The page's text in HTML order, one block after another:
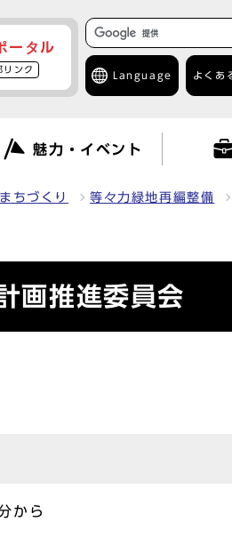
ータル
リンク
Language よくあ
魅力・イベント
ちづくり 等々力緑地再編整備
画推進委員会
から